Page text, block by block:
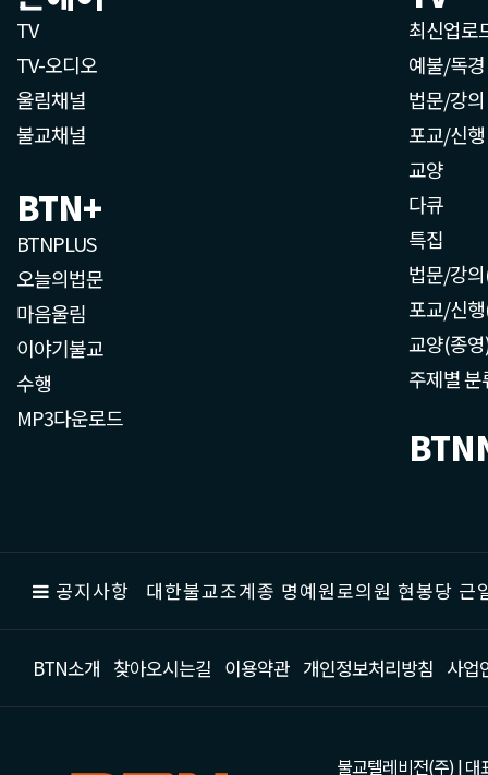
TV
TV-오디오
울림채널
불교채널
BTN+
BTNPLUS
오늘의법문
마음울림
이야기불교
수행
MP3다운로드
최신업로
예불/독경
법문/강의
포교/신행
교양
다큐
특집
법문/강
포교/신
교양(종
주제별 분
공지사항 대한불교조계종 명예원로의원 현봉당
BTN소개 찾아오시는길 이용약관 개인정보처리방침 사업
불교텔레비전(주) | 대